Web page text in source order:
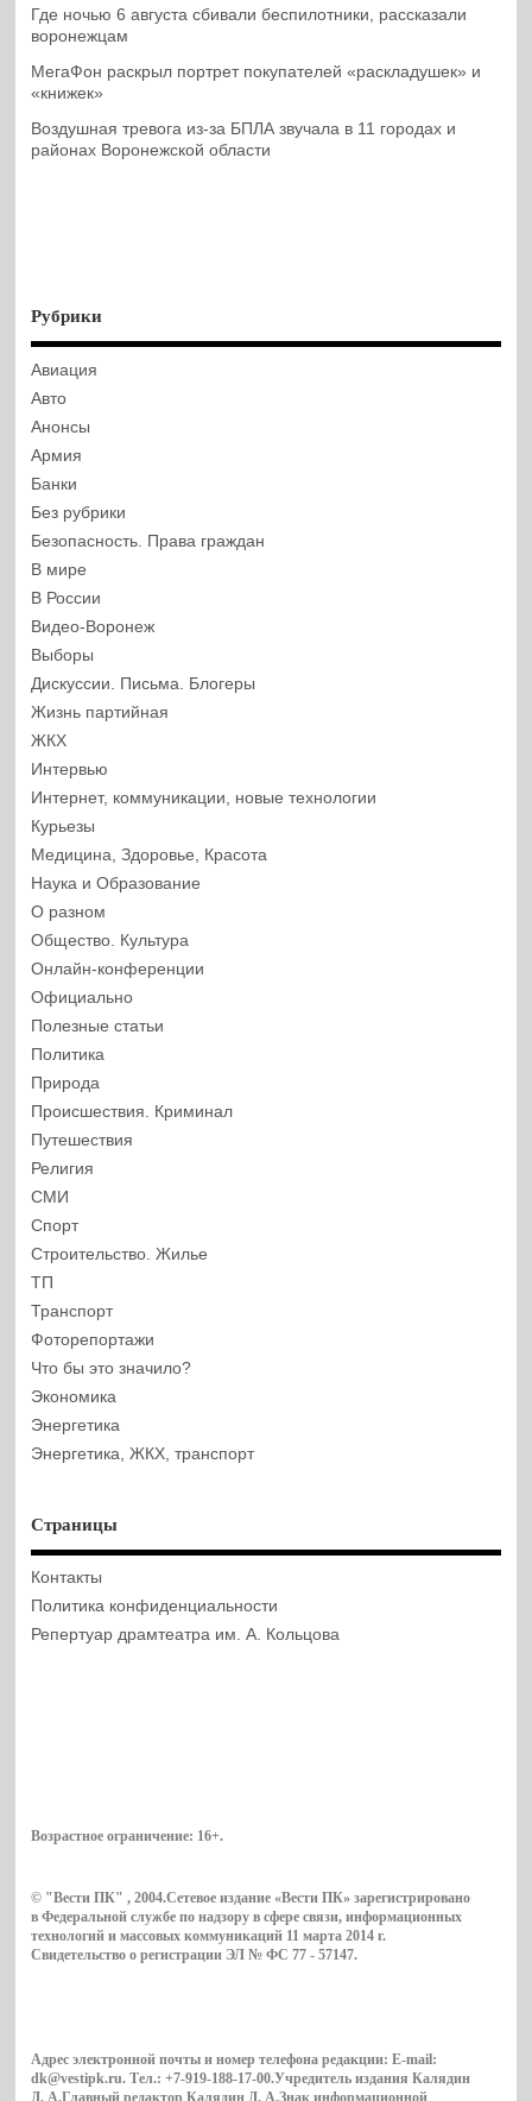
Где ночью 6 августа сбивали беспилотники, рассказали
воронежцам
МегаФон раскрыл портрет покупателей «раскладушек» и
«книжек»
Воздушная тревога из-за БПЛА звучала в 11 городах и
районах Воронежской области
Рубрики
Авиация
Авто
Анонсы
Армия
Банки
Без рубрики
Безопасность. Права граждан
В мире
В России
Видео-Воронеж
Выборы
Дискуссии. Письма. Блогеры
Жизнь партийная
ЖКХ
Интервью
Интернет, коммуникации, новые технологии
Курьезы
Медицина, Здоровье, Красота
Наука и Образование
О разном
Общество. Культура
Онлайн-конференции
Официально
Полезные статьи
Политика
Природа
Происшествия. Криминал
Путешествия
Религия
СМИ
Спорт
Строительство. Жилье
ТП
Транспорт
Фоторепортажи
Что бы это значило?
Экономика
Энергетика
Энергетика, ЖКХ, транспорт
Страницы
Контакты
Политика конфиденциальности
Репертуар драмтеатра им. А. Кольцова
Возрастное ограничение: 16+.
© "Вести ПК" , 2004.Сетевое издание «Вести ПК» зарегистрировано
в Федеральной службе по надзору в сфере связи, информационных
технологий и массовых коммуникаций 11 марта 2014 г.
Свидетельство о регистрации ЭЛ № ФС 77 - 57147.
Адрес электронной почты и номер телефона редакции: E-mail:
dk@vestipk.ru. Тел.: +7-919-188-17-00.Учредитель издания Калядин
Д. А.Главный редактор Калядин Д. А.Знак информационной